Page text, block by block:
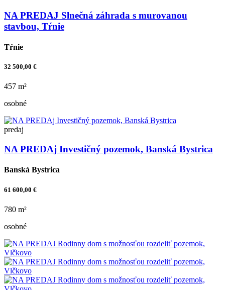
NA PREDAJ Slnečná záhrada s murovanou
stavbou, Tŕnie
Tŕnie
32 500,00 €
457 m²
osobné
predaj
NA PREDAj Investičný pozemok, Banská Bystrica
Banská Bystrica
61 600,00 €
780 m²
osobné